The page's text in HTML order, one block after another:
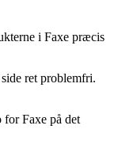
i Faxe præcis
ret problemfri.
for Faxe på det